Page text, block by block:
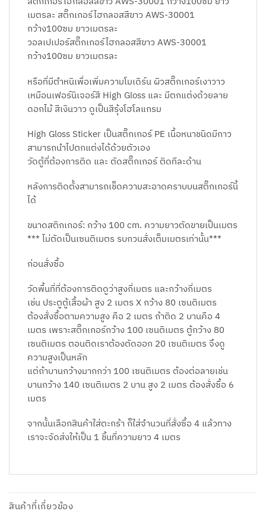
เมตรละ สติ๊กเกอร์ไฮกลอสสีขาว AWS-30001
กว้าง100ซม ยาวเมตรละ
วอลเปเปอร์สติ๊กเกอร์ไฮกลอสสีขาว AWS-30001
กว้าง100ซม ยาวเมตรละ
หรือที่มีตำหนิเพื่อเพิ่มความโมเดิร์น ผิวสติ๊กเกอร์เงาวาว
เหมือนเฟอร์นิเจอร์สี High Gloss และ มีตกแต่งด้วยลาย
ดอกไม้ สีเงินวาว ดูเป็นสีรุ้งโฮโลแกรม
High Gloss Sticker เป็นสติ๊กเกอร์ PE เนื้อหนาชนิดมีกาว
สามารถนำไปตกแต่งได้ด้วยตัวเอง
วัดตู้ที่ต้องการติด และ ตัดสติ๊กเกอร์ ติดทีละด้าน
หลังการติดตั้งสามารถเช็ดความสะอาดคราบบนสติ๊กเกอร์นี้
ได้
ขนาดสติกเกอร์: กว้าง 100 cm. ความยาวตัดขายเป็นเมตร
*** ไม่ตัดเป็นเซนติเมตร รบกวนสั่งเต็มเมตรเท่านั้น***
ก่อนสั่งซื้อ
วัดพื้นที่ที่ต้องการติดดูว่าสูงกี่เมตร และกว้างกี่เมตร
เช่น ประตูตู้เสื้อผ้า สูง 2 เมตร X กว้าง 80 เซนติเมตร
ต้องสั่งซื้อตามความสูง คือ 2 เมตร ถ้าติด 2 บานคือ 4
เมตร เพราะสติ๊กเกอร์กว้าง 100 เซนติเมตร ตู้กว้าง 80
เซนติเมตร ตอนติดเราต้องตัดออก 20 เซนติเมตร จึงดู
ความสูงเป็นหลัก
แต่ถ้าบานกว้างมากกว่า 100 เซนติเมตร ต้องต่อลายเช่น
บานกว้าง 140 เซนติเมตร 2 บาน สูง 2 เมตร ต้องสั่งซื้อ 6
เมตร
จากนั้นเลือกสินค้าใส่ตะกร้า ก็ใส่จำนวนที่สั่งซื้อ 4 แล้วทาง
เราจะจัดส่งให้เป็น 1 ชิ้นที่ความยาว 4 เมตร
สินค้าที่เกี่ยวข้อง